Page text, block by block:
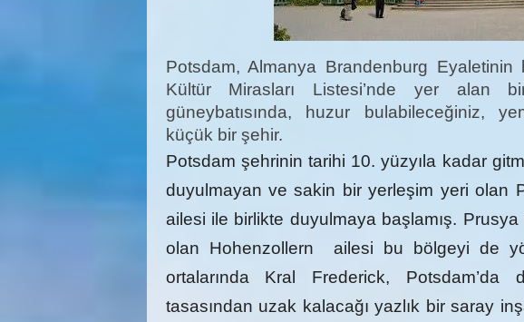
Potsdam, Almanya Brandenburg
Kültür Mirasları Listesi’nde yer alan
güneybatısında, huzur bulabileceğiniz,
küçük bir şehir.
Potsdam şehrinin tarihi 10. yüzyıla kadar
duyulmayan ve sakin bir yerleşim yeri olan
ailesi ile birlikte duyulmaya başlamış. Prusya
olan Hohenzollern ailesi bu bölgeyi de
ortalarında Kral Frederick, Potsdam’da
tasasından uzak kalacağı yazlık bir saray